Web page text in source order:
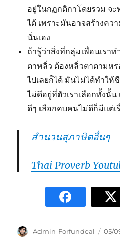
อยู่ในกฏกติกาโดยรวม จะ
ได้ เพราะมันอาจสร้างคว
นั่นเอง
ถ้ารู้ว่าสิ่งที่กลุ่มเพื่อนเรา
ตาหลิ่ว ต้องหลิ่วตาตามหร
ไปเลยก็ได้ มันไม่ได้ทำให้
ไม่ดีอยู่ที่ตัวเราเลือกทั้งนั้
ดีๆ เลือกคบคนไม่ดีก็มีแต่เ
สำนวนสุภาษิตอื่นๆ
Thai Proverb
Admin-Forfundeal 05/